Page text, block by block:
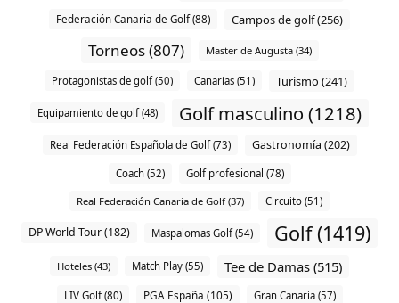
Federación Canaria de Golf (88) Campos de golf (256)
Torneos (807) Master de Augusta (34)
Protagonistas de golf (50) Canarias (51) Turismo (241)
Equipamiento de golf (48) Golf masculino (1218)
Real Federación Española de Golf (73) Gastronomía (202)
Coach (52) Golf profesional (78)
Real Federación Canaria de Golf (37) Circuito (51)
DP World Tour (182) Maspalomas Golf (54) Golf (1419)
Hoteles (43) Match Play (55) Tee de Damas (515)
LIV Golf (80) PGA España (105) Gran Canaria (57)